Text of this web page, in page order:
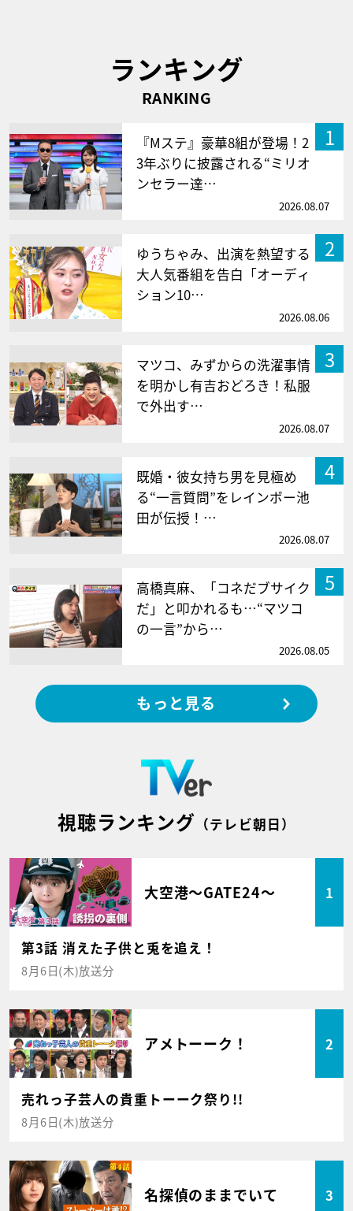
ランキング
RANKING
1
『Mステ』豪華8組が登場！2
3年ぶりに披露される“ミリオ
ンセラー達…
2026.08.07
2
ゆうちゃみ、出演を熱望する
大人気番組を告白「オーディ
ション10…
2026.08.06
3
マツコ、みずからの洗濯事情
を明かし有吉おどろき！私服
で外出す…
2026.08.07
4
既婚・彼女持ち男を見極め
る“一言質問”をレインボー池
田が伝授！…
2026.08.07
5
高橋真麻、「コネだブサイク
だ」と叩かれるも…“マツコ
の一言”から…
2026.08.05
もっと見る
視聴ランキング （テレビ朝日）
大空港～GATE24～ 1
第3話 消えた子供と兎を追え！
8月6日(木)放送分
アメトーーク！ 2
売れっ子芸人の貴重トーーク祭り!!
8月6日(木)放送分
名探偵のままでいて 3